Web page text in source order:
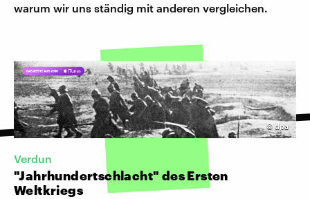
warum wir uns ständig mit anderen vergleichen.
© dpa
Verdun
"Jahrhundertschlacht" des Ersten
Weltkriegs